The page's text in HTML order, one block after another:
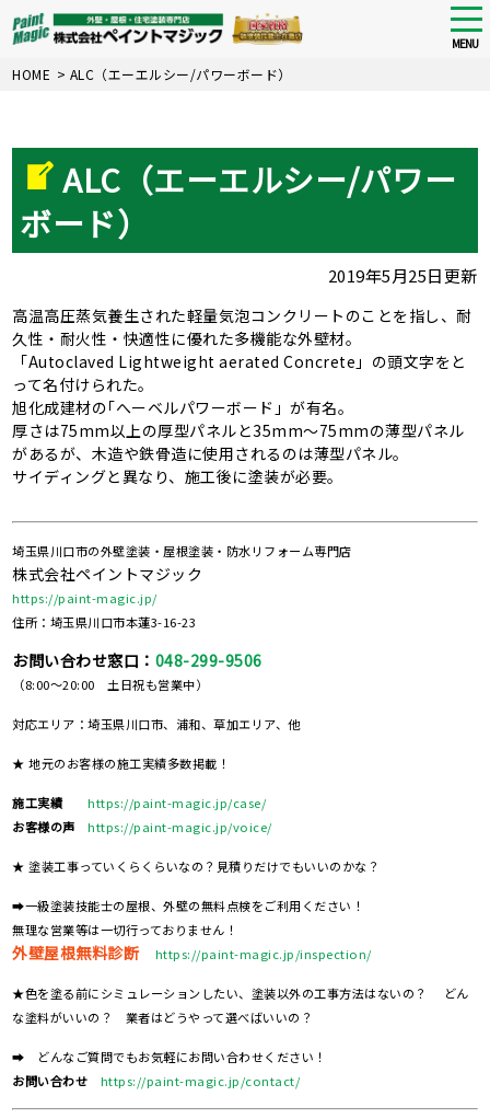
Skip
MENU
HOME > ALC（エーエルシー/パワーボード）
ALC（エーエルシー/パワー
ボード）
2019年5月25日更新
高温高圧蒸気養生された軽量気泡コンクリートのことを指し、耐
久性・耐火性・快適性に優れた多機能な外壁材。
「Autoclaved Lightweight aerated Concrete」の頭文字をと
って名付けられた。
旭化成建材の｢へーベルパワーボード」が有名。
厚さは75mm以上の厚型パネルと35mm～75mmの薄型パネル
があるが、木造や鉄骨造に使用されるのは薄型パネル。
サイディングと異なり、施工後に塗装が必要。
埼玉県川口市の外壁塗装・屋根塗装・防水リフォーム専門店
株式会社ペイントマジック
https://paint-magic.jp/
住所：埼玉県川口市本蓮3-16-23
お問い合わせ窓口： 048-299-9506
（8:00～20:00 土日祝も営業中）
対応エリア：埼玉県川口市、浦和、草加エリア、他
★ 地元のお客様の施工実績多数掲載！
施工実績
https://paint-magic.jp/case/
お客様の声
https://paint-magic.jp/voice/
★ 塗装工事っていくらくらいなの？見積りだけでもいいのかな？
➡一級塗装技能士の屋根、外壁の無料点検をご利用ください！
無理な営業等は一切行っておりません！
外壁屋根無料診断 https://paint-magic.jp/inspection/
★色を塗る前にシミュレーションしたい、塗装以外の工事方法はないの？ どん
な塗料がいいの？ 業者はどうやって選べばいいの？
➡ どんなご質問でもお気軽にお問い合わせください！
お問い合わせ
https://paint-magic.jp/contact/